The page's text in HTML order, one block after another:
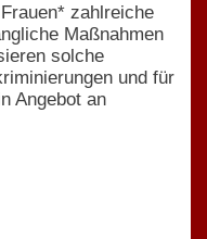
zahlreiche
Maßnahmen
solche
und für
Angebot an